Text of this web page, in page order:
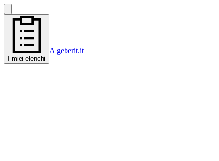
I miei elenchi
A geberit.it